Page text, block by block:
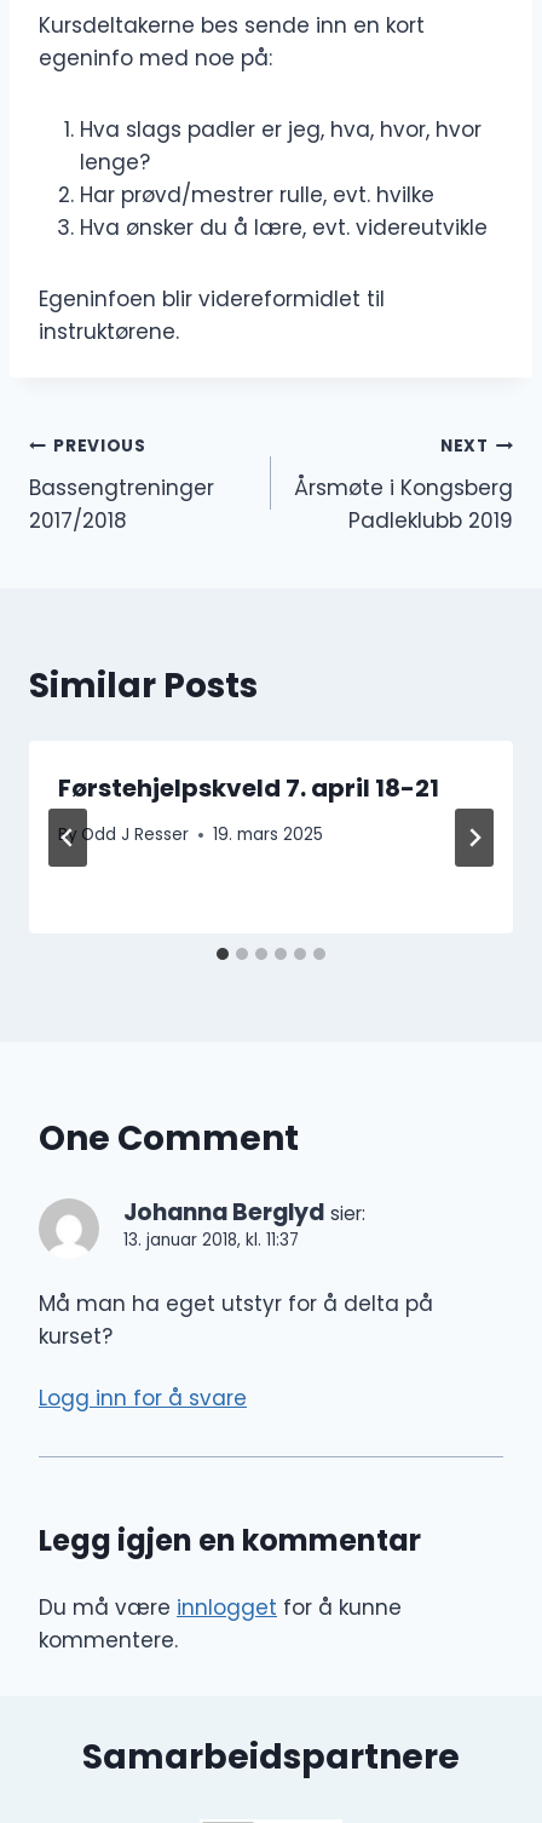
Kursdeltakerne bes sende inn en kort
egeninfo med noe på:
Hva slags padler er jeg, hva, hvor, hvor
lenge?
Har prøvd/mestrer rulle, evt. hvilke
Hva ønsker du å lære, evt. videreutvikle
Egeninfoen blir videreformidlet til
instruktørene.
Innleggsnavigasjon
PREVIOUS
Bassengtreninger
2017/2018
NEXT
Årsmøte i Kongsberg
Padleklubb 2019
Similar Posts
Førstehjelpskveld 7. april 18-21
By Odd J Resser 19. mars 2025
One Comment
Johanna Berglyd sier:
13. januar 2018, kl. 11:37
Må man ha eget utstyr for å delta på
kurset?
Logg inn for å svare
Legg igjen en kommentar
Du må være innlogget for å kunne
kommentere.
Samarbeidspartnere